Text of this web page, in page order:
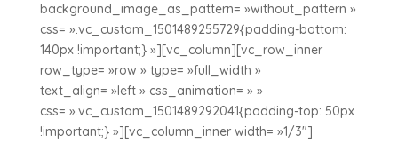
background_image_as_pattern= »without_pattern »
css= ».vc_custom_1501489255729{padding-bottom:
140px !important;} »][vc_column][vc_row_inner
row_type= »row » type= »full_width »
text_align= »left » css_animation= » »
css= ».vc_custom_1501489292041{padding-top: 50px
!important;} »][vc_column_inner width= »1/3″]